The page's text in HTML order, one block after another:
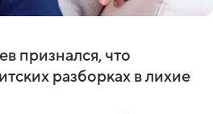
признался, что
разборках в лихие